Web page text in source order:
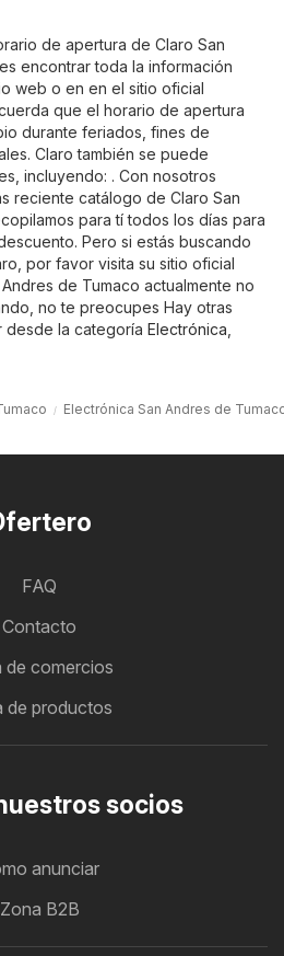
de apertura de Claro San
encontrar toda la información
web o en en el sitio oficial
que el horario de apertura
durante feriados, fines de
Claro también se puede
incluyendo: . Con nosotros
reciente catálogo de Claro San
para tí todos los días para
Pero si estás buscando
por favor visita su sitio oficial
Andres de Tumaco actualmente no
no te preocupes Hay otras
desde la categoría Electrónica
Electrónica San Andres de
FAQ
Contacto
de comercios
de productos
socios
anunciar
Zona B2B